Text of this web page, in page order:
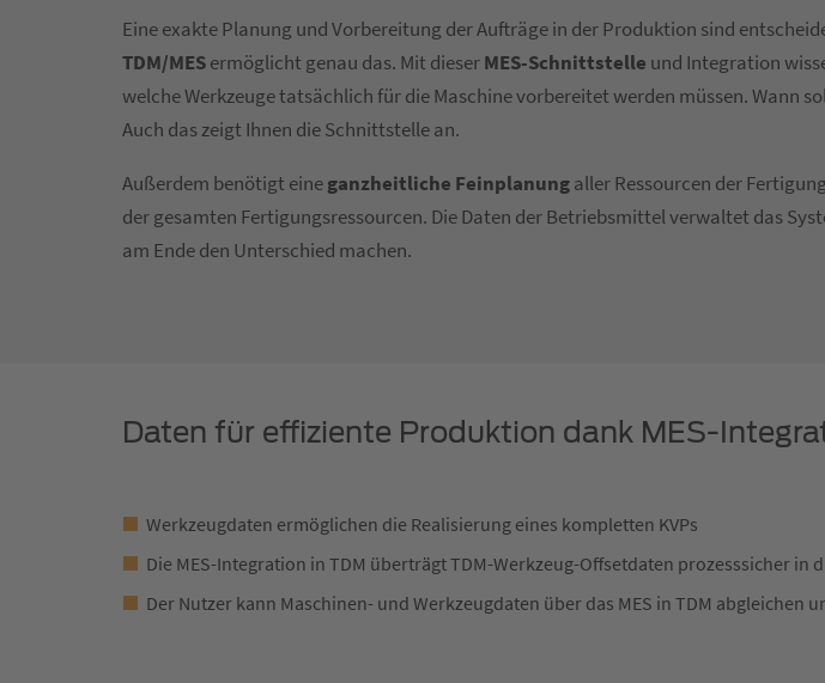
Eine exakte Planung und Vorbereitung der Aufträge in der Produktion sind
TDM/MESermöglicht genau das. Mit dieserMES-Schnittstelle und Integration
welche Werkzeuge tatsächlich für die Maschine vorbereitet werden müssen. Wann
Auch das zeigt Ihnen die Schnittstelle an.
Außerdem benötigt eineganzheitliche Feinplanungaller Ressourcen der
der gesamten Fertigungsressourcen. Die Daten der Betriebsmittel verwaltet das
am Ende den Unterschied machen.
Daten für effiziente Produktion dank MES-
Werkzeugdaten ermöglichen die Realisierung eines kompletten KVPs
Die MES-Integration in TDM überträgt TDM-Werkzeug-Offsetdaten prozesssicher in
Der Nutzer kann Maschinen- und Werkzeugdaten über das MES in TDM